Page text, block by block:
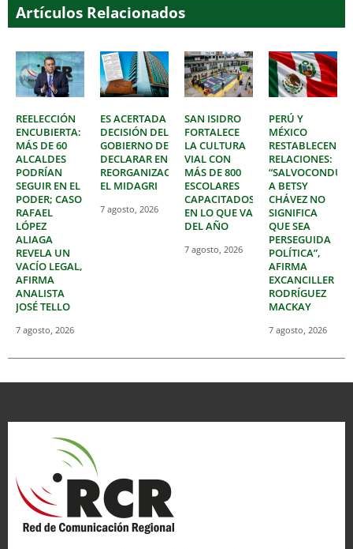
Artículos Relacionados
REELECCIÓN
ENCUBIERTA:
MÁS DE 60
ALCALDES
PODRÍAN
SEGUIR EN EL
PODER; CASO
RAFAEL
LÓPEZ
ALIAGA
REVELA UN
VACÍO LEGAL,
AFIRMA
ANALISTA
JOSÉ TELLO
7 agosto, 2026
ES ACERTADA
DECISIÓN DEL
GOBIERNO DE
DECLARAR EN
REORGANIZACIÓN
EL MIDAGRI
7 agosto, 2026
SAN ISIDRO
FORTALECE
LA CULTURA
VIAL CON
MÁS DE 800
ESCOLARES
CAPACITADOS
EN LO QUE VA
DEL AÑO
7 agosto, 2026
PERÚ Y
MÉXICO
RESTABLECEN
RELACIONES:
A BETSY
CHÁVEZ NO
SIGNIFICA
QUE SEA
PERSEGUIDA
POLÍTICA”,
AFIRMA
EXCANCILLER
RODRÍGUEZ
MACKAY
7 agosto, 2026